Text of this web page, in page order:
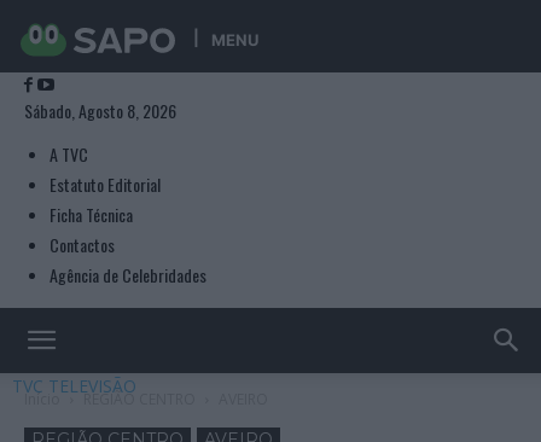
MENU
Sábado, Agosto 8, 2026
A TVC
Estatuto Editorial
Ficha Técnica
Contactos
Agência de Celebridades
TVC TELEVISÃO
Início REGIÃO CENTRO